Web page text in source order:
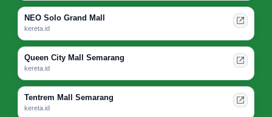
NEO Solo Grand Mall
kereta.id
Queen City Mall Semarang
kereta.id
Tentrem Mall Semarang
kereta.id